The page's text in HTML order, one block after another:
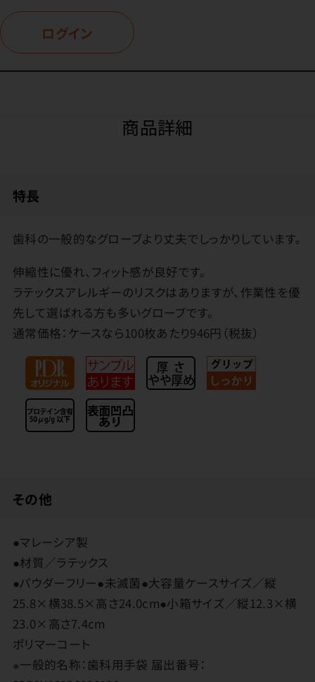
ログイン
商品詳細
特長
歯科の一般的なグローブより丈夫でしっかりしています。
伸縮性に優れ、フィット感が良好です。
ラテックスアレルギーのリスクはありますが、作業性を優
先して選ばれる方も多いグローブです。
通常価格：ケースなら100枚あたり946円（税抜）
その他
●マレーシア製
●材質／ラテックス
●パウダーフリー●未滅菌●大容量ケースサイズ／縦
25.8×横38.5×高さ24.0cm●小箱サイズ／縦12.3×横
23.0×高さ7.4cm
ポリマーコート
※一般的名称：歯科用手袋 届出番号：